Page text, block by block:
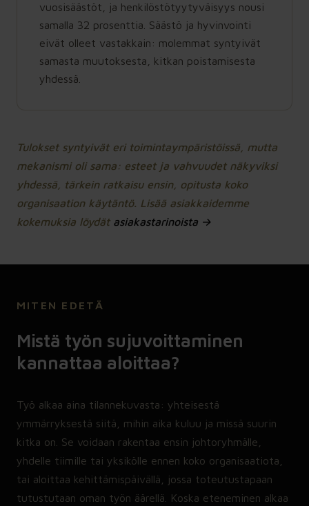
vuosisäästöt, ja henkilöstötyytyväisyys nousi
samalla 32 prosenttia. Säästö ja hyvinvointi
eivät olleet vastakkain: molemmat syntyivät
samasta muutoksesta, kitkan poistamisesta
yhdessä.
Tulokset syntyivät eri toimintaympäristöissä, mutta
mekanismi oli sama: esteet ja vahvuudet näkyviksi
yhdessä, tärkein ratkaisu ensin, opitusta koko
organisaation käytäntö. Lisää asiakkaidemme
kokemuksia löydät asiakastarinoista →
MITEN EDETÄ
Mistä työn sujuvoittaminen
kannattaa aloittaa?
Työ alkaa aina tilannekuvasta: yhteisestä
ymmärryksestä siitä, mihin aika kuluu ja missä suurin
kitka on. Se voidaan rakentaa ensin johtoryhmälle,
yhdelle tiimille tai yksikölle ennen koko organisaatiota,
tai aloittaa kehittämispäivällä, jossa toteutustapaan
tutustutaan oman työn äärellä. Koska eteneminen alkaa